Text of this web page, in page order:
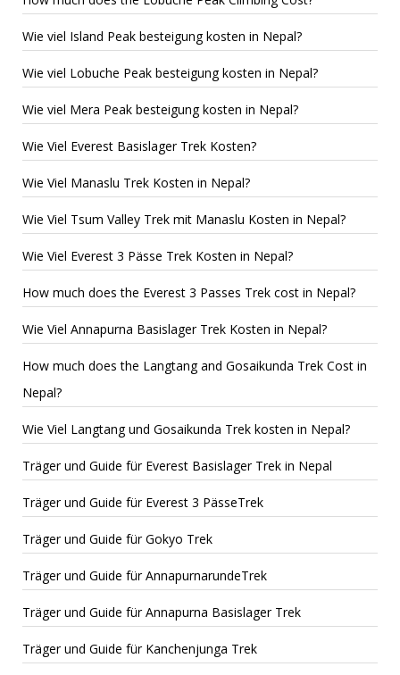
Wie viel Island Peak besteigung kosten in Nepal?
Wie viel Lobuche Peak besteigung kosten in Nepal?
Wie viel Mera Peak besteigung kosten in Nepal?
Wie Viel Everest Basislager Trek Kosten?
Wie Viel Manaslu Trek Kosten in Nepal?
Wie Viel Tsum Valley Trek mit Manaslu Kosten in Nepal?
Wie Viel Everest 3 Pässe Trek Kosten in Nepal?
How much does the Everest 3 Passes Trek cost in Nepal?
Wie Viel Annapurna Basislager Trek Kosten in Nepal?
How much does the Langtang and Gosaikunda Trek Cost in
Nepal?
Wie Viel Langtang und Gosaikunda Trek kosten in Nepal?
Träger und Guide für Everest Basislager Trek in Nepal
Träger und Guide für Everest 3 PässeTrek
Träger und Guide für Gokyo Trek
Träger und Guide für AnnapurnarundeTrek
Träger und Guide für Annapurna Basislager Trek
Träger und Guide für Kanchenjunga Trek